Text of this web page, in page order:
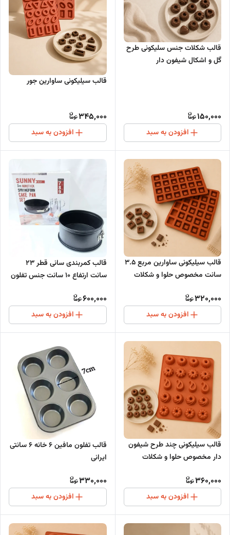
قالب شکلات جنس سلیکونی طرح
گل و اشکال شیفون دار
150,000
افزودن به سبد
قالب سیلیکونی ساوارین جور
345,000
افزودن به سبد
قالب سیلیکونی ساوارین مربع 3.5
سانت مخصوص حلوا و شکلات
320,000
افزودن به سبد
قالب کمربندی سانی قطر 23
سانت ارتفاع 10 سانت جنس تفلون
600,000
افزودن به سبد
قالب سیلیکونی چند طرح شیفون
دار مخصوص حلوا و شکلات
360,000
افزودن به سبد
قالب تفلون مافین 6 خانه 6 سانتی
ایرانی
330,000
افزودن به سبد